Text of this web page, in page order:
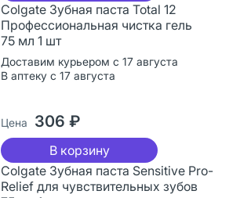
Colgate Зубная паста Total 12
Профессиональная чистка гель
75 мл 1 шт
Доставим курьером с 17 августа
В аптеку с 17 августа
Цена 306 ₽
В корзину
Colgate Зубная паста Sensitive Pro-
Relief для чувствительных зубов